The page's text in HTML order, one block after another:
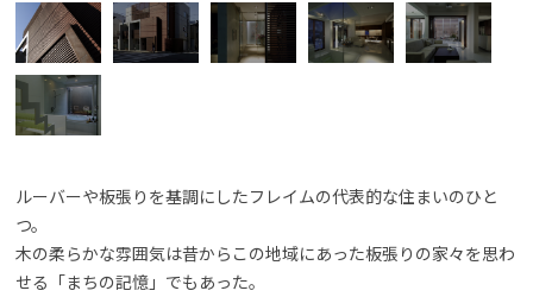
ルーバーや板張りを基調にしたフレイムの代表的な住まいのひと
つ。
木の柔らかな雰囲気は昔からこの地域にあった板張りの家々を思わ
せる「まちの記憶」でもあった。